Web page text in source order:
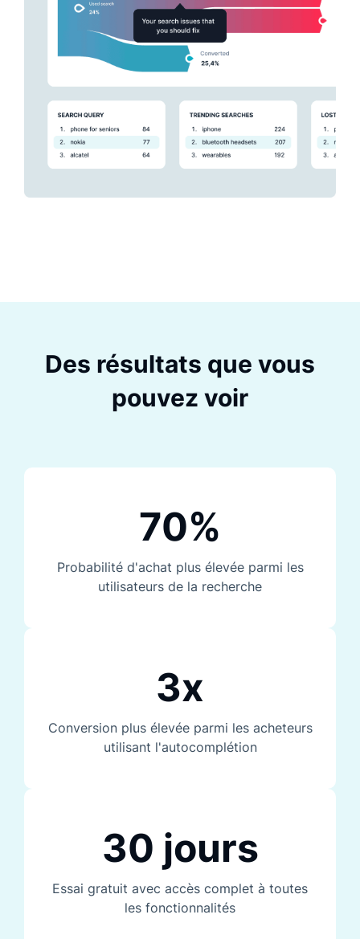
Des résultats que vous
pouvez voir
70%
Probabilité d'achat plus élevée parmi les
utilisateurs de la recherche
3x
Conversion plus élevée parmi les acheteurs
utilisant l'autocomplétion
30 jours
Essai gratuit avec accès complet à toutes
les fonctionnalités